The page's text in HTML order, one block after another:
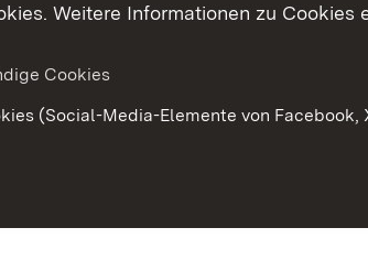
Landesportal
Weitere Informationen zu Cookies
Cookies
(Social-Media-Elemente von